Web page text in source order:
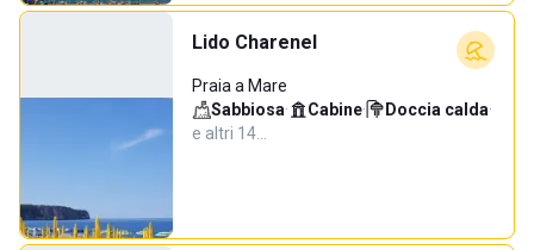
Lido Charenel
Praia a Mare
Sabbiosa· Cabine· Doccia calda·
e altri 14…